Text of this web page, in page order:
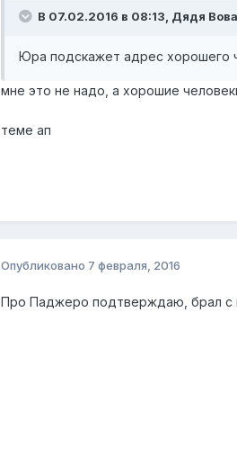
В 07.02.2016 в 08:13, Дядя
Юра подскажет адрес хорошего
мне это не надо, а хорошие
теме ап
Опубликовано 7 февраля, 2016
Про Паджеро подтверждаю, брал с